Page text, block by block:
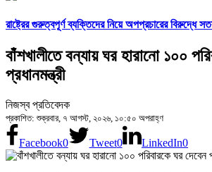
রাষ্ট্রের গুরুত্বপূর্ণ ব্যক্তিদের নিয়ে অপপ্রচারের বিরুদ্ধে
বাঁশখালীতে বন্যায় ঘর হারানো ১০০
প্রধানমন্ত্রী
নিজস্ব প্রতিবেদক
প্রকাশিত: শুক্রবার, ৭ আগস্ট, ২০২৬, ১০:৫০ অপরাহ্ণ
Facebook0 Tweet0 LinkedIn0